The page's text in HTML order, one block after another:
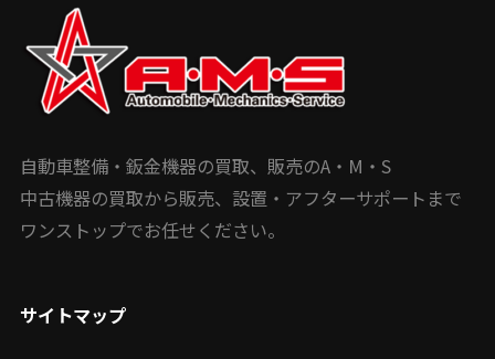
自動車整備・鈑金機器の買取、販売のA・M・S
中古機器の買取から販売、設置・アフターサポートまで
ワンストップでお任せください。
サイトマップ